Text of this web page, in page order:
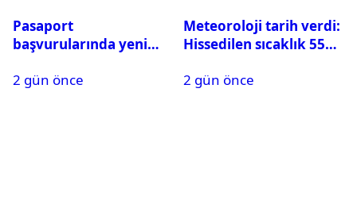
Pasaport
başvurularında yeni
2 gün önce
Meteoroloji tarih verdi:
Hissedilen sıcaklık 55
2 gün önce